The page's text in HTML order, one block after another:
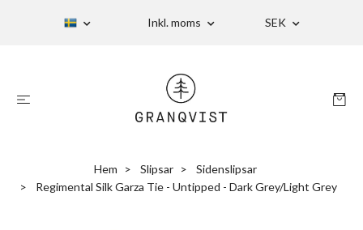
Inkl. moms SEK
Hem Slipsar
Sidenslipsar
Regimental Silk Garza Tie - Untipped - Dark Grey/Light Grey